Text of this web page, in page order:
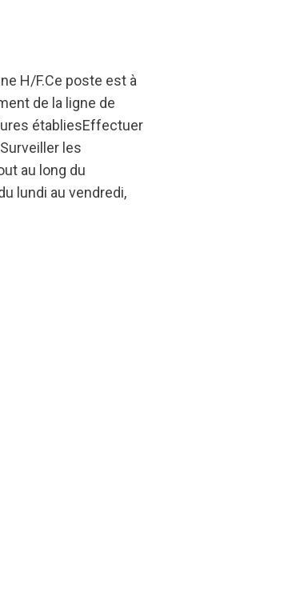
H/F.Ce poste est à
de la ligne de
établiesEffectuer
les
au long du
lundi au vendredi,